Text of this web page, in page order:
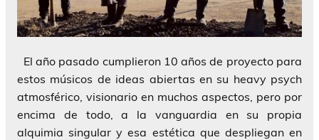
El año pasado cumplieron 10 años de proyecto para
estos músicos de ideas abiertas en su heavy psych
atmosférico, visionario en muchos aspectos, pero por
encima de todo, a la vanguardia en su propia
alquimia singular y esa estética que despliegan en